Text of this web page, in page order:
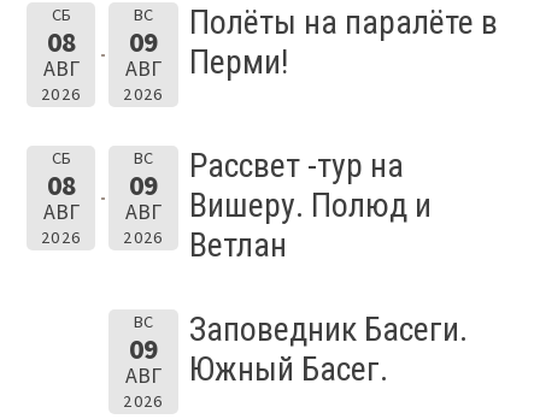
СБ
08
АВГ
2026
ВС
09
АВГ
2026
Полёты на паралёте в
Перми!
СБ
08
АВГ
2026
ВС
09
АВГ
2026
Рассвет -тур на
Вишеру. Полюд и
Ветлан
ВС
09
АВГ
2026
Заповедник Басеги.
Южный Басег.